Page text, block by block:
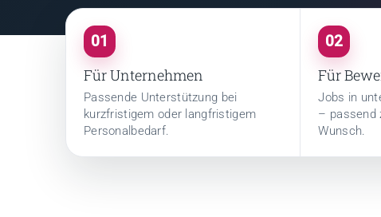
01
Für Unternehmen
Passende Unterstützung bei
kurzfristigem oder langfristigem
Personalbedarf.
02
Für
Jobs in
– passend
Wunsch.